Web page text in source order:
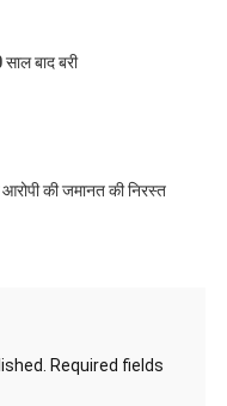
बाद बरी
की जमानत की निरस्त
Required fields